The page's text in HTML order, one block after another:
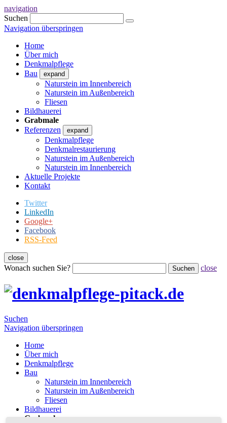
navigation
Suchen
Navigation überspringen
Home
Über mich
Denkmalpflege
Bau
expand
Naturstein im Innenbereich
Naturstein im Außenbereich
Fliesen
Bildhauerei
Grabmale
Referenzen
expand
Denkmalpflege
Denkmalrestaurierung
Naturstein im Außenbereich
Naturstein im Innenbereich
Aktuelle Projekte
Kontakt
Twitter
LinkedIn
Google+
Facebook
RSS-Feed
close
Wonach suchen Sie? Suchen close
Suchen
Navigation überspringen
Home
Über mich
Denkmalpflege
Bau
Naturstein im Innenbereich
Naturstein im Außenbereich
Fliesen
Bildhauerei
Grabmale